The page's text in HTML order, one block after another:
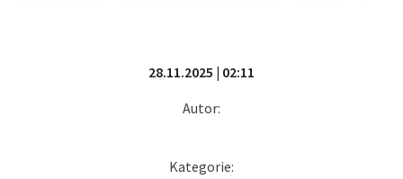
28.11.2025 | 02:11
Autor:
Kategorie: